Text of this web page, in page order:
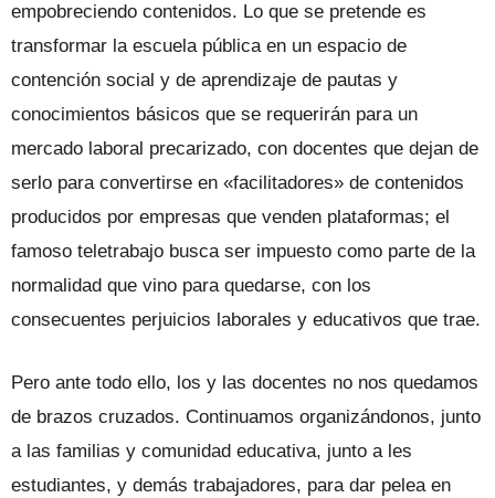
empobreciendo contenidos. Lo que se pretende es
transformar la escuela pública en un espacio de
contención social y de aprendizaje de pautas y
conocimientos básicos que se requerirán para un
mercado laboral precarizado, con docentes que dejan de
serlo para convertirse en «facilitadores» de contenidos
producidos por empresas que venden plataformas; el
famoso teletrabajo busca ser impuesto como parte de la
normalidad que vino para quedarse, con los
consecuentes perjuicios laborales y educativos que trae.
Pero ante todo ello, los y las docentes no nos quedamos
de brazos cruzados. Continuamos organizándonos, junto
a las familias y comunidad educativa, junto a les
estudiantes, y demás trabajadores, para dar pelea en